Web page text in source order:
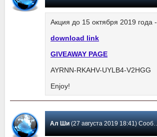
Акция до 15 октября 2019 года -
download link
GIVEAWAY PAGE
AYRNN-RKAHV-UYLB4-V2HGG
Enjoy!
Ал Ши(27 августа 2019 18:41) Сообщение #3